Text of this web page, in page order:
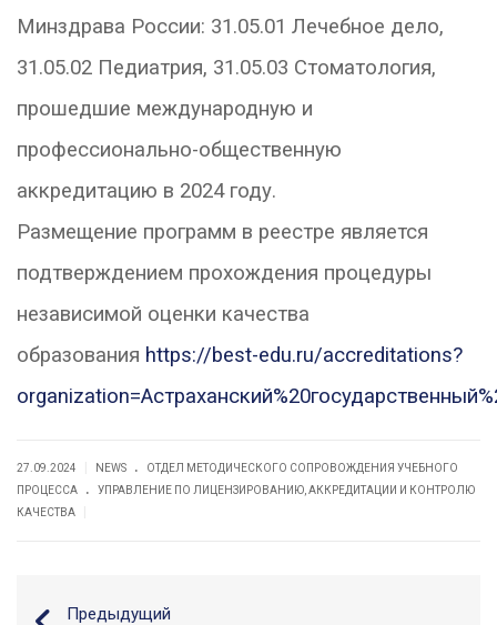
Минздрава России: 31.05.01 Лечебное дело,
31.05.02 Педиатрия, 31.05.03 Стоматология,
прошедшие международную и
профессионально-общественную
аккредитацию в 2024 году.
Размещение программ в реестре является
подтверждением прохождения процедуры
независимой оценки качества
образования https://best-edu.ru/accreditations?
27.09.2024 NEWS .
ОТДЕЛ МЕТОДИЧЕСКОГО СОПРОВОЖДЕНИЯ УЧЕБНОГО
ПРОЦЕССА
.
УПРАВЛЕНИЕ ПО ЛИЦЕНЗИРОВАНИЮ, АККРЕДИТАЦИИ И КОНТРОЛЮ
КАЧЕСТВА
Предыдущий